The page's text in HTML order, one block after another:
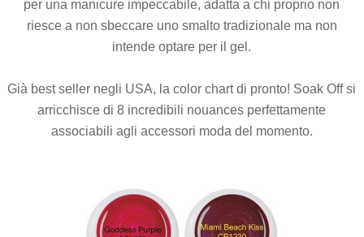
per una manicure impeccabile, adatta a chi proprio non
riesce a non sbeccare uno smalto tradizionale ma non
intende optare per il gel.
Già best seller negli USA, la color chart di pronto! Soak Off si
arricchisce di 8 incredibili nouances perfettamente
associabili agli accessori moda del momento.